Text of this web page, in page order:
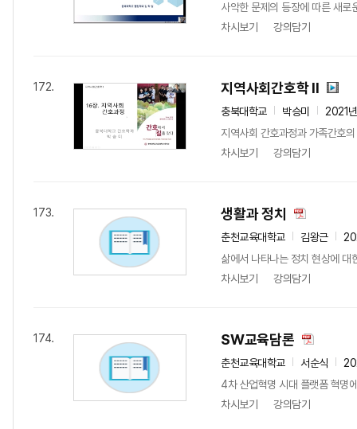
사악한 문제의 등장에 따른 새로
차시보기
강의담기
172. 지역사회간호학 II
충북대학교 박승미
2021
지역사회 간호과정과 가족간호
차시보기
강의담기
173. 생활과 정치
춘천교육대학교 김왕근
삶에서 나타나는 정치 현상에 대
차시보기
강의담기
174. SW교육담론
춘천교육대학교 서순식
4차 산업혁명 시대 플랫폼 혁명
차시보기
강의담기